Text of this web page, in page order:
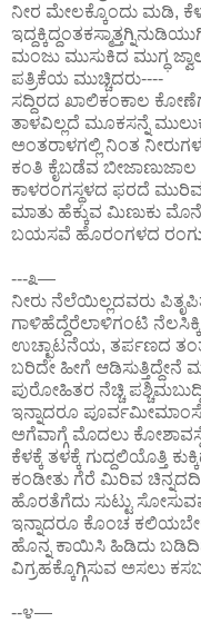
ನೀರ ಮೇಲಕ್ಕೊಂದು ಮಡಿ,
ಮಂಜು ಮುಸುಕಿದ ಮುಗ್ಧ
ಪತ್ರಿಕೆಯ ಮುಚ್ಚಿದರು----
ಸದ್ದಿರದ ಖಾಲಿಕಂಕಾಲ
ತಾಳವಿಲ್ಲದೆ ಮೂಕಸನ್ನೆ
ಅಂತರಾಳಗಲ್ಲಿ ನಿಂತ
ಕಂತಿ ಕೈಬಡೆವ ಬೀಜಾಣುಜಾಲ
ಕಾಳರಂಗಸ್ಥಳದ ಫರದೆ
ಮಾತು ಹೆಕ್ಕುವ ಮಿಣುಕು
ಬಯಸವೆ ಹೊರಂಗಳದ
---೩—
ನೀರು ನೆಲೆಯಿಲ್ಲದವರು
ಗಾಳಿಹೆದ್ದೆರೆಲಾಳಿಗಂಟಿ
ಉಚ್ಛಾಟನೆಯ, ತರ್ಪಣದ
ಬರಿದೇ ಹೀಗೆ ಆಡಿಸುತ್ತಿದ್ದೇನೆ
ಪುರೋಹಿತರ ನೆಚ್ಚಿ
ಇನ್ನಾದರೂ
ಅಗೆವಾಗ್ಗೆ ಮೊದಲು
ಕೆಳಕ್ಕೆ ತಳಕ್ಕೆ ಗುದ್ದಲಿಯೊತ್ತಿ
ಕಂಡೀತು ಗೆರೆ ಮಿರಿವ
ಹೊರತೆಗೆದು ಸುಟ್ಟು
ಇನ್ನಾದರೂ ಕೊಂಚ
ಹೊನ್ನ ಕಾಯಿಸಿ ಹಿಡಿದು
ವಿಗ್ರಹಕ್ಕೊಗ್ಗಿಸುವ ಅಸಲು
--೪—